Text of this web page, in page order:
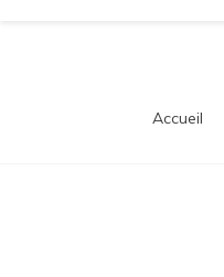
Accueil